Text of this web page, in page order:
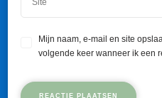
Mijn naam, e-mail en site
volgende keer wanneer ik een